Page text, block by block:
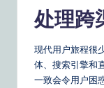
处理跨
现代用户旅程很
体、搜索引擎和
一致会令用户困